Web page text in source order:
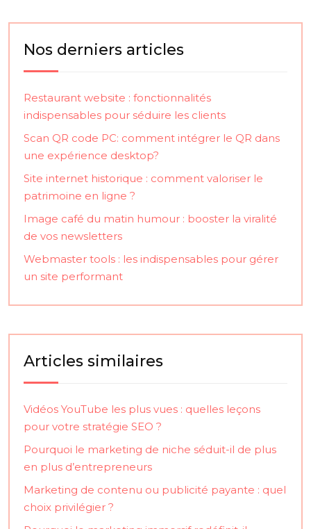
Nos derniers articles
Restaurant website : fonctionnalités
indispensables pour séduire les clients
Scan QR code PC: comment intégrer le QR dans
une expérience desktop?
Site internet historique : comment valoriser le
patrimoine en ligne ?
Image café du matin humour : booster la viralité
de vos newsletters
Webmaster tools : les indispensables pour gérer
un site performant
Articles similaires
Vidéos YouTube les plus vues : quelles leçons
pour votre stratégie SEO ?
Pourquoi le marketing de niche séduit-il de plus
en plus d’entrepreneurs
Marketing de contenu ou publicité payante : quel
choix privilégier ?